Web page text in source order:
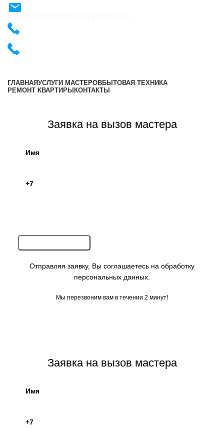
+7 (495) 487-54-57
+7 (495) 487-54-57
ГЛАВНАЯУСЛУГИ МАСТЕРОВБЫТОВАЯ ТЕХНИКА
РЕМОНТ КВАРТИРЫ КОНТАКТЫ
Заявка на вызов мастера
Отправляя заявку, Вы соглашаетесь на обработку
персональных данных.
Мы перезвоним вам в течении 2 минут!
Заявка на вызов мастера